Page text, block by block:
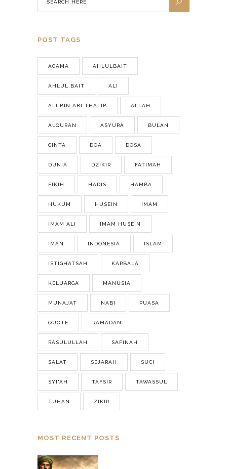
POST TAGS
AGAMA AHLULBAIT
AHLUL BAIT ALI
ALI BIN ABI THALIB ALLAH
ALQURAN ASYURA BULAN
CINTA DOA DOSA
DUNIA DZIKIR FATIMAH
FIKIH HADIS HAMBA
HUKUM HUSEIN IMAM
IMAM ALI IMAM HUSEIN
IMAN INDONESIA ISLAM
ISTIGHATSAH KARBALA
KELUARGA MANUSIA
MUNAJAT NABI PUASA
QUOTE RAMADAN
RASULULLAH SAFINAH
SALAT SEJARAH SUCI
SYI'AH TAFSIR TAWASSUL
TUHAN ZIKIR
MOST RECENT POSTS